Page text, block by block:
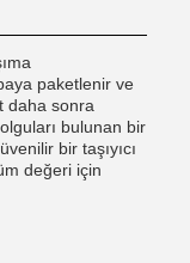
paketlenir ve
daha sonra
bulunan bir
bir taşıyıcı
değeri için